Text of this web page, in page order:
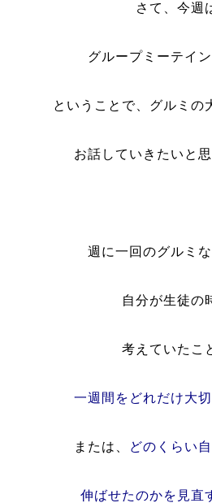
さて、今週
グループミーテイ
ということで、グルミの
お話していきたいと思
週に一回のグルミ
自分が生徒の
考えていたこ
一週間をどれだけ大
または、 どのくらい
伸ばせたのかを見直